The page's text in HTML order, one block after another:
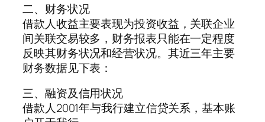
二、财务状况
借款人收益主要表现为投资收益，关联企业
间关联交易较多，财务报表只能在一定程度
反映其财务状况和经营状况。其近三年主要
财务数据见下表：
三、融资及信用状况
借款人2001年与我行建立信贷关系，基本账